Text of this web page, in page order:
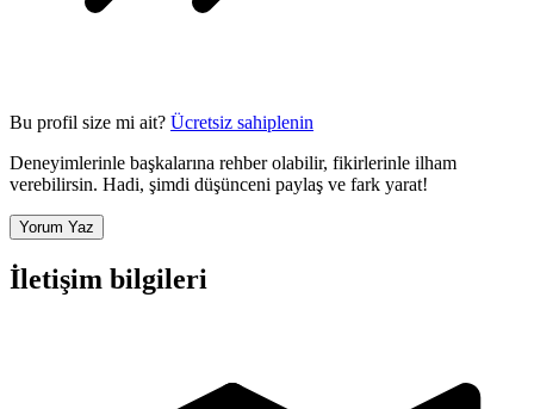
Bu profil size mi ait? Ücretsiz sahiplenin
Deneyimlerinle başkalarına rehber olabilir, fikirlerinle ilham
verebilirsin. Hadi, şimdi düşünceni paylaş ve fark yarat!
Yorum Yaz
İletişim bilgileri